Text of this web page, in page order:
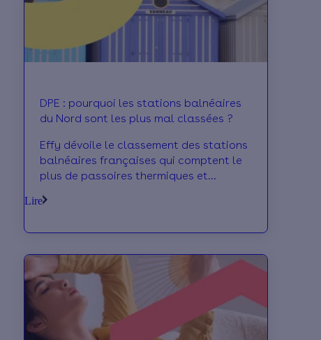
DPE : pourquoi les stations balnéaires
du Nord sont les plus mal classées ?
Effy dévoile le classement des stations
balnéaires françaises qui comptent le
plus de passoires thermiques et
toujours le confort d'été.
Lire